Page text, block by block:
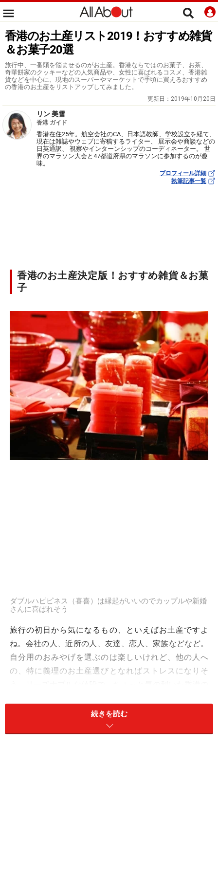
香港のお土産リスト2019！おすすめ雑貨
＆お菓子20選
旅行中、一番頭を悩ませるのがお土産。香港ならではのお菓子、お茶、
奇華餅家のクッキーなどの人気商品や、女性に喜ばれるコスメ、香港雑
貨などを中心に、現地のスーパーやマーケットで手頃に買えるおすすめ
の香港のお土産をリストアップしてみました。
更新日： 2019年10月20日
リン 美雪
香港 ガイド
香港在住25年。航空会社のCA、日本語教師、学校設立を経て、
現在は雑誌やウェブに寄稿するライター、 展示会や商談などの
日英通訳、 視察やインターンシップのコーディネーター。 世
界のマラソン大会と47都道府県のマラソンに参加するのが趣
味。
プロフィール詳細
執筆記事一覧
香港のお土産決定版！おすすめ雑貨＆お菓
子
ダブルハピピネス（喜喜）は縁起がいいのでカップルや新婚
さんに喜ばれそう
旅行の初日から気になるもの、といえばお土産ですよ
ね。会社の人、近所の人、友達、恋人、家族などなど。
自分用のおみやげを選ぶのは楽しいけれど、他の人へ
の、特に義理のお土産選びとなればストレスになりそ
続きを読む